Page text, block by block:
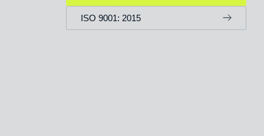
ISO 9001: 2015